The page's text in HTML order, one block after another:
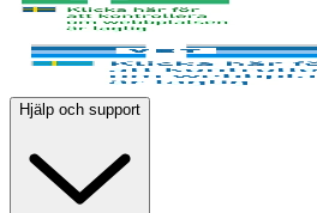
Hjälp och support